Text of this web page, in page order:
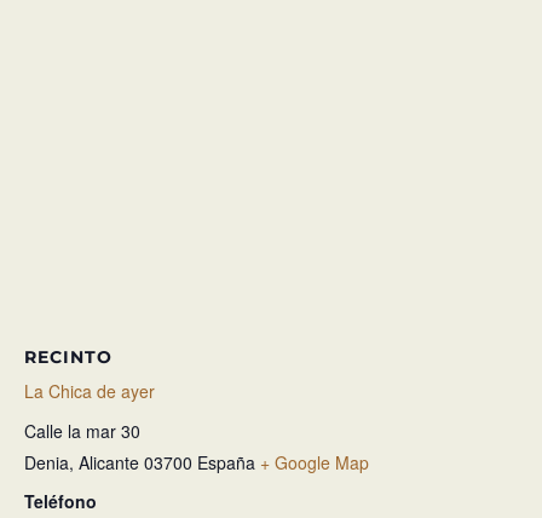
RECINTO
La Chica de ayer
Calle la mar 30
Denia, Alicante 03700 España + Google Map
Teléfono